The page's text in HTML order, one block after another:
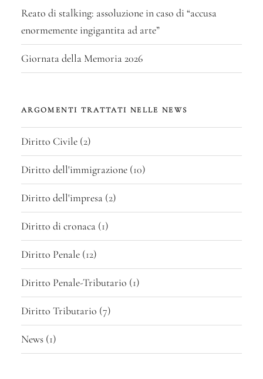
Reato di stalking: assoluzione in caso di “accusa
enormemente ingigantita ad arte”
Giornata della Memoria 2026
ARGOMENTI TRATTATI NELLE NEWS
Diritto Civile (2)
Diritto dell'immigrazione (10)
Diritto dell'impresa (2)
Diritto di cronaca (1)
Diritto Penale (12)
Diritto Penale-Tributario (1)
Diritto Tributario (7)
News (1)